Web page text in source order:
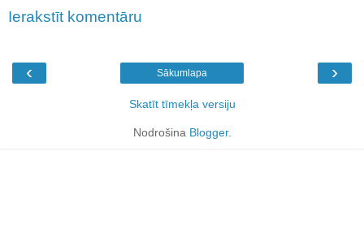
Ierakstīt komentāru
‹ ›
Sākumlapa
Skatīt tīmekļa versiju
Nodrošina Blogger.